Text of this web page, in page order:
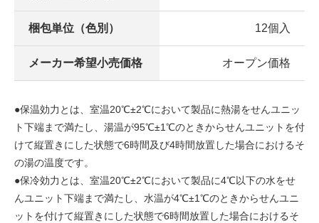
梱包単位（色別） 12個入
メーカー希望小売価格 オープン価格
●保温効力とは、室温20℃±2℃において製品に熱湯をせんユニッ
ト下端まで満たし、湯温が95℃±1℃のときからせんユニットを付
けて縦置きにした状態で6時間及び4時間放置した場合におけるそ
の湯の温度です。
●保冷効力とは、室温20℃±2℃において製品に4℃以下の水をせ
んユニット下端まで満たし、水温が4℃±1℃のときからせんユニ
ットを付けて縦置きにした状態で6時間放置した場合におけるそ